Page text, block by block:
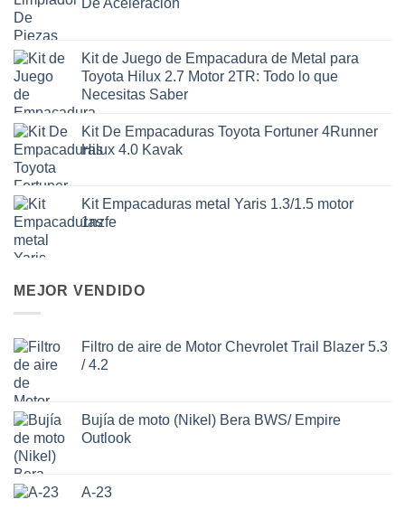
De Aceleración
Kit de Juego de Empacadura de Metal para
Toyota Hilux 2.7 Motor 2TR: Todo lo que
Necesitas Saber
Kit De Empacaduras Toyota Fortuner 4Runner
Hilux 4.0 Kavak
Kit Empacaduras metal Yaris 1.3/1.5 motor
1nzfe
MEJOR VENDIDO
Filtro de aire de Motor Chevrolet Trail Blazer 5.3
/ 4.2
Bujía de moto (Nikel) Bera BWS/ Empire
Outlook
A-23